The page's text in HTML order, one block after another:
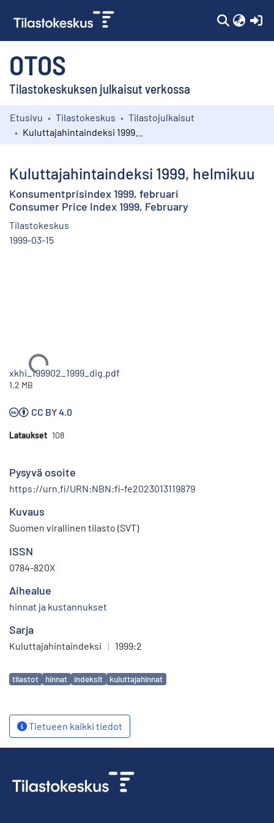
OTOS
Tilastokeskuksen julkaisut verkossa
Kokoelmat
Etusivu Tilastokeskus
Tilastojulkaisut
Kuluttajahintaindeksi 1999, helmikuu
Konsumentprisindex 1999, februari
Consumer Price Index 1999, February
Tilastokeskus
1999-03-15
Ladataan...
xkhi_199902_1999_dig.pdf
1.2 MB
CC BY 4.0
Lataukset 108
Pysyvä osoite
https://urn.fi/URN:NBN:fi-fe2023013119879
Kuvaus
Suomen virallinen tilasto (SVT)
ISSN
0784-820X
Aihealue
hinnat ja kustannukset
Sarja
Kuluttajahintaindeksi | 1999:2
Avainsanat
tilastot hinnat indeksit kuluttajahinnat
Tietueen kaikki tiedot